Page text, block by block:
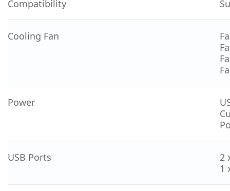
Compatibility
Cooling Fan
Power
USB Ports
2
1